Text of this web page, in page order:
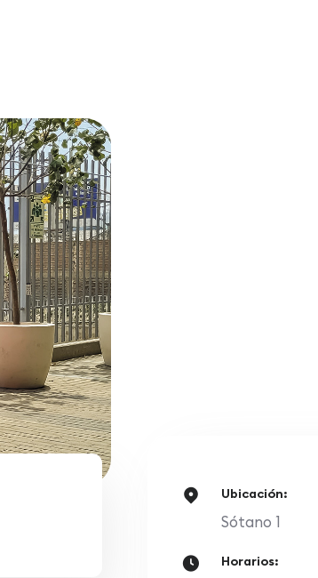
Ubicación:
Sótano 1
Horarios: